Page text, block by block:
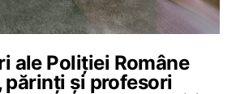
ale Poliției Române
părinți și profesori